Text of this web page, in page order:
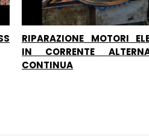
RIPARAZIONE MOTORI
IN CORRENTE
CONTINUA